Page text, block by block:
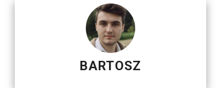
BARTOSZ